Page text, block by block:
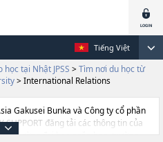
Tiếng Việt
tại Nhật JPSS > Tìm nơi du học từ
> International Relations
Gakusei Bunka và Công ty cổ phần
SUPPORT đăng tải các thông tin của
trường đại học ngắn hạn, trường